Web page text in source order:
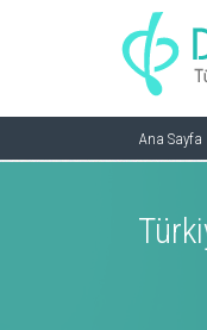
Ana Sayfa